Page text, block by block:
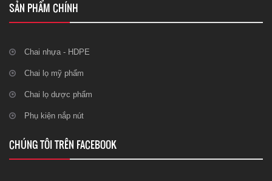
SẢN PHẨM CHÍNH
Chai nhựa - HDPE
Chai lọ mỹ phẩm
Chai lọ dược phẩm
Phụ kiện nắp nút
CHÚNG TÔI TRÊN FACEBOOK